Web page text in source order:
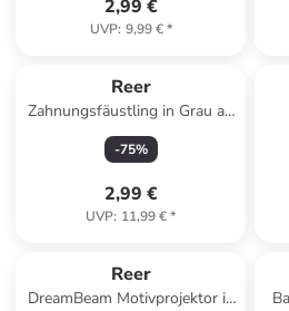
2,99 €
UVP: 9,99 €*
Reer
Zahnungsfäustling in Grau ab
3 Monate
-75%
2,99 €
UVP: 11,99 €*
Reer
DreamBeam Motivprojektor in